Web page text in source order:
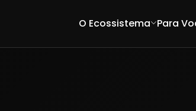
O Ecossistema Para